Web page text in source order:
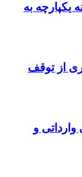
یکپارچه به
از توقف
و